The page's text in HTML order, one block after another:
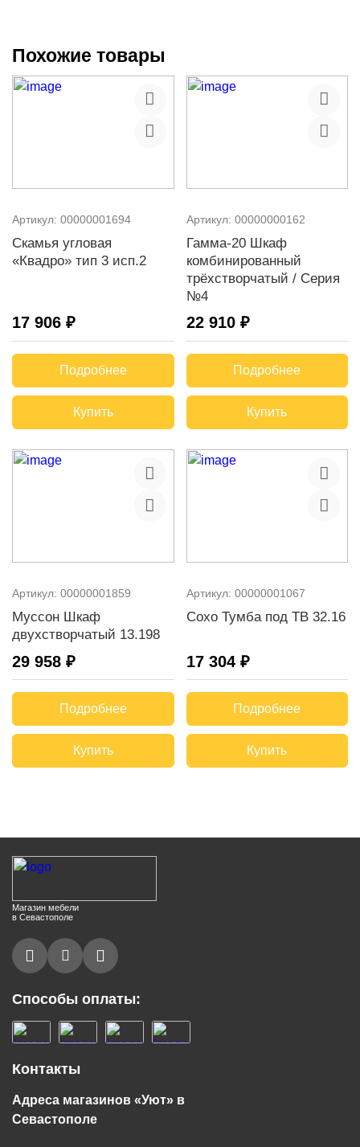
Похожие товары
Артикул: 00000001694
Скамья угловая
«Квадро» тип 3 исп.2
17 906 ₽
Подробнее
Купить
Артикул: 00000000162
Гамма-20 Шкаф
комбинированный
трёхстворчатый / Серия
№4
22 910 ₽
Подробнее
Купить
Артикул: 00000001859
Муссон Шкаф
двухстворчатый 13.198
29 958 ₽
Подробнее
Купить
Артикул: 00000001067
Сохо Тумба под ТВ 32.16
17 304 ₽
Подробнее
Купить
Магазин мебели
в Севастополе
Способы оплаты:
Контакты
Адреса магазинов «Уют» в
Севастополе